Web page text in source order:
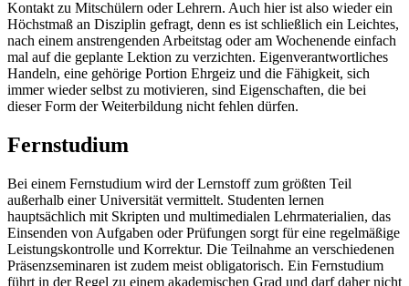
Kontakt zu Mitschülern oder Lehrern. Auch hier ist also wieder ein
Höchstmaß an Disziplin gefragt, denn es ist schließlich ein Leichtes,
nach einem anstrengenden Arbeitstag oder am Wochenende einfach
mal auf die geplante Lektion zu verzichten. Eigenverantwortliches
Handeln, eine gehörige Portion Ehrgeiz und die Fähigkeit, sich
immer wieder selbst zu motivieren, sind Eigenschaften, die bei
dieser Form der Weiterbildung nicht fehlen dürfen.
Fernstudium
Bei einem Fernstudium wird der Lernstoff zum größten Teil
außerhalb einer Universität vermittelt. Studenten lernen
hauptsächlich mit Skripten und multimedialen Lehrmaterialien, das
Einsenden von Aufgaben oder Prüfungen sorgt für eine regelmäßige
Leistungskontrolle und Korrektur. Die Teilnahme an verschiedenen
Präsenzseminaren ist zudem meist obligatorisch. Ein Fernstudium
führt in der Regel zu einem akademischen Grad und darf daher nicht